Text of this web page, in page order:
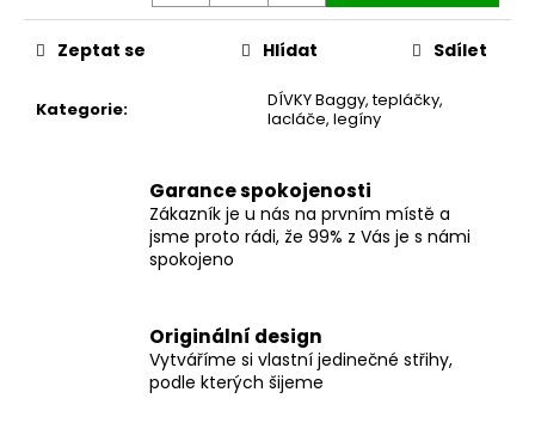
Kategorie:
DÍVKY Baggy, tepláčky,
lacláče, legíny
Zeptat se Hlídat Sdílet
Garance spokojenosti
Zákazník je u nás na prvním místě a
jsme proto rádi, že 99% z Vás je s námi
spokojeno
Originální design
Vytváříme si vlastní jedinečné střihy,
podle kterých šijeme